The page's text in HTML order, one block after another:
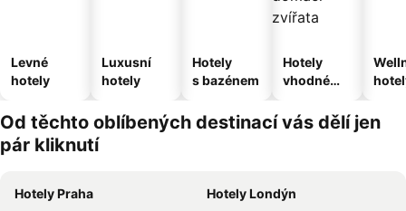
Levné
hotely
Luxusní
hotely
Hotely
s bazénem
Hotely
vhodné
domácí
zvířata
Od těchto oblíbených destinací vás dělí jen
pár kliknutí
Hotely Praha
Hotely Londýn